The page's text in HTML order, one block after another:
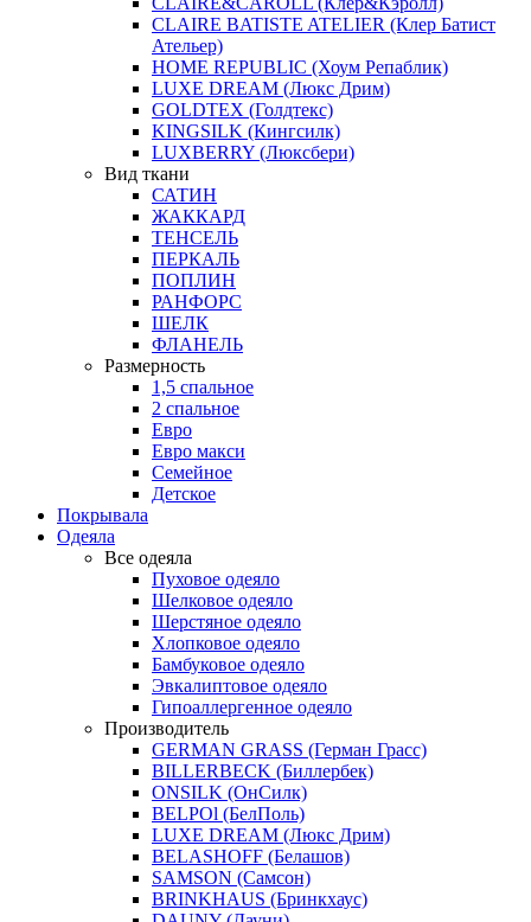
CLAIRE BATISTE ATELIER (Клер Батист
Ательер)
HOME REPUBLIC (Хоум Репаблик)
LUXE DREAM (Люкс Дрим)
GOLDTEX (Голдтекс)
KINGSILK (Кингсилк)
LUXBERRY (Люксбери)
Вид ткани
САТИН
ЖАККАРД
ТЕНСЕЛЬ
ПЕРКАЛЬ
ПОПЛИН
РАНФОРС
ШЕЛК
ФЛАНЕЛЬ
Размерность
1,5 спальное
2 спальное
Евро
Евро макси
Семейное
Детское
Покрывала
Одеяла
Все одеяла
Пуховое одеяло
Шелковое одеяло
Шерстяное одеяло
Хлопковое одеяло
Бамбуковое одеяло
Эвкалиптовое одеяло
Гипоаллергенное одеяло
Производитель
GERMAN GRASS (Герман Грасс)
BILLERBECK (Биллербек)
ONSILK (ОнСилк)
BELPOl (БелПоль)
LUXE DREAM (Люкс Дрим)
BELASHOFF (Белашов)
SAMSON (Самсон)
BRINKHAUS (Бринкхаус)